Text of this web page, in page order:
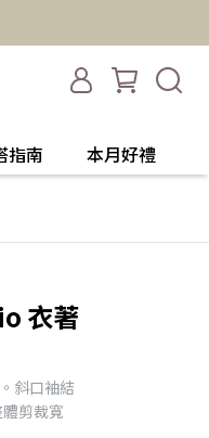
指南 本月好禮
衣著
斜口袖結
剪裁寬